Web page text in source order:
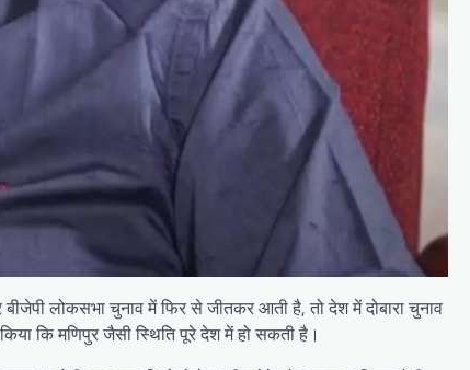
लोकसभा चुनाव में फिर से जीतकर आती है, तो देश में दोबारा चुनाव
कि मणिपुर जैसी स्थिति पूरे देश में हो सकती है।